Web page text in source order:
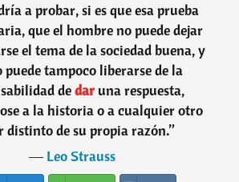
a probar, si es que esa prueba
que el hombre no puede dejar
el tema de la sociedad buena, y
puede tampoco liberarse de la
dedaruna respuesta,
a la historia o a cualquier otro
distinto de su propia razón.”
―Leo Strauss